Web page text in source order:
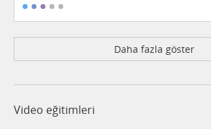
Daha fazla göster
Video eğitimleri